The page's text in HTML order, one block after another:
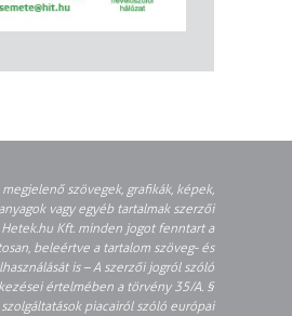
szövegek, grafikák, képek,
vagy egyéb tartalmak szerzői
Kft. minden jogot fenntart a
beleértve a tartalom szöveg- és
is – A szerzői jogról szóló
értelmében a törvény 35/A. §
piacairól szóló európai